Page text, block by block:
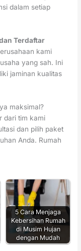
dalam setiap
Terdaftar
kami
yang sah. Ini
jaminan kualitas
maksimal?
dari tim kami
dan pilih paket
Anda. Rumah
5 Cara Menjaga
Kebersihan Rumah
di Musim Hujan
dengan Mudah